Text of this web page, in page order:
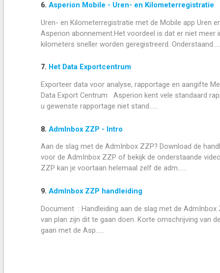
6. Asperion Mobile - Uren- en Kilometerregistratie
Uren- en Kilometerregistratie met de Mobile app Uren
Asperion abonnement.Het voordeel is dat er niet
kilometers sneller worden geregistreerd.
7. Het Data Exportcentrum
Exporteer data voor analyse, rapportage en aangifte
Data Export Centrum Asperion kent vele standaard
u gewenste rapportage niet stand......
8. AdmInbox ZZP - Intro
Aan de slag met de AdmInbox ZZP? Download de
voor de AdmInbox ZZP of bekijk de onderstaande
ZZP kan je voortaan helemaal zelf de adm......
9. AdmInbox ZZP handleiding
Document : Handleiding aan de slag met de
van plan zijn dit te gaan doen. Korte omschrijving van
gaan met de Asp......